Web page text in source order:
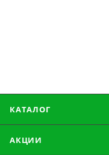
КАТАЛОГ
АКЦИИ